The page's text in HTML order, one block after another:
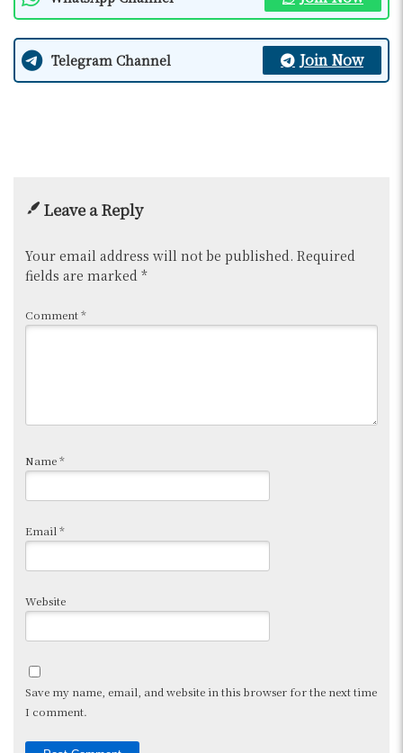
Telegram Channel Join Now
Leave a Reply
Your email address will not be published. Required
fields are marked *
Comment*
Name*
Email *
Website
Save my name, email, and website in this browser for the next time
I comment.